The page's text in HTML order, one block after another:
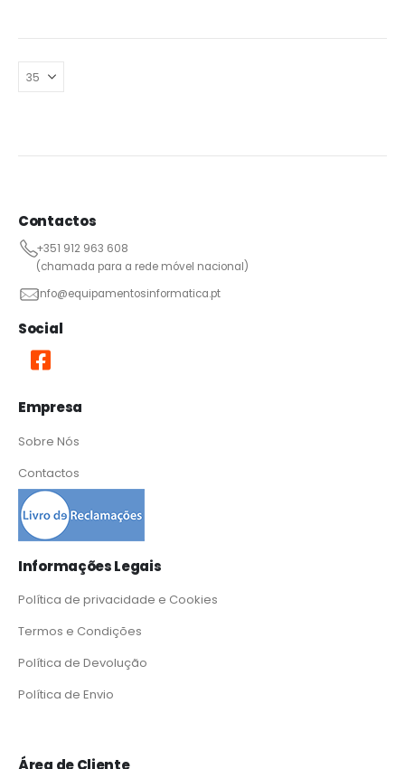
Contactos
+351 912 963 608
(chamada para a rede móvel nacional)
info@equipamentosinformatica.pt
Social
Empresa
Sobre Nós
Contactos
Informações Legais
Política de privacidade e Cookies
Termos e Condições
Política de Devolução
Política de Envio
Área de Cliente